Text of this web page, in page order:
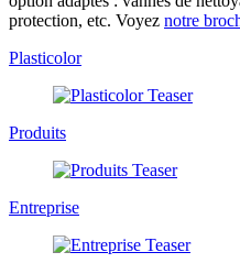
protection, etc. Voyez notre
Plasticolor
Produits
Entreprise